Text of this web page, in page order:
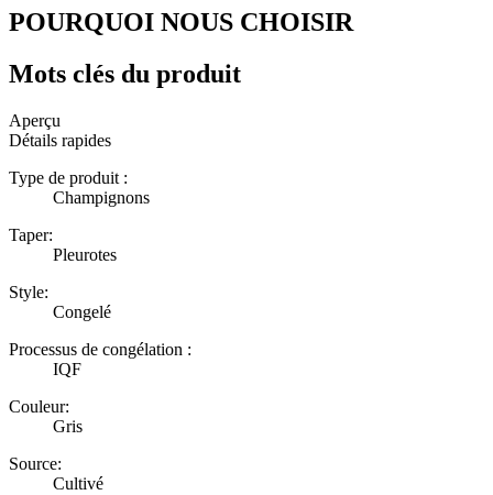
POURQUOI NOUS CHOISIR
Mots clés du produit
Aperçu
Détails rapides
Type de produit :
Champignons
Taper:
Pleurotes
Style:
Congelé
Processus de congélation :
IQF
Couleur:
Gris
Source:
Cultivé